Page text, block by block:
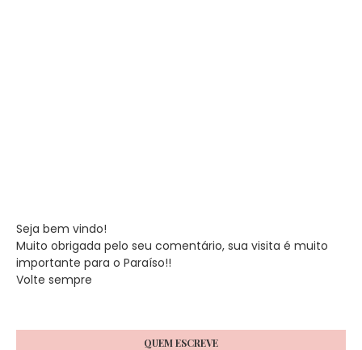
Seja bem vindo!
Muito obrigada pelo seu comentário, sua visita é muito
importante para o Paraíso!!
Volte sempre
QUEM ESCREVE